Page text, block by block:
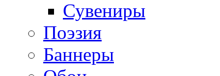
Сувениры
Поэзия
Баннеры